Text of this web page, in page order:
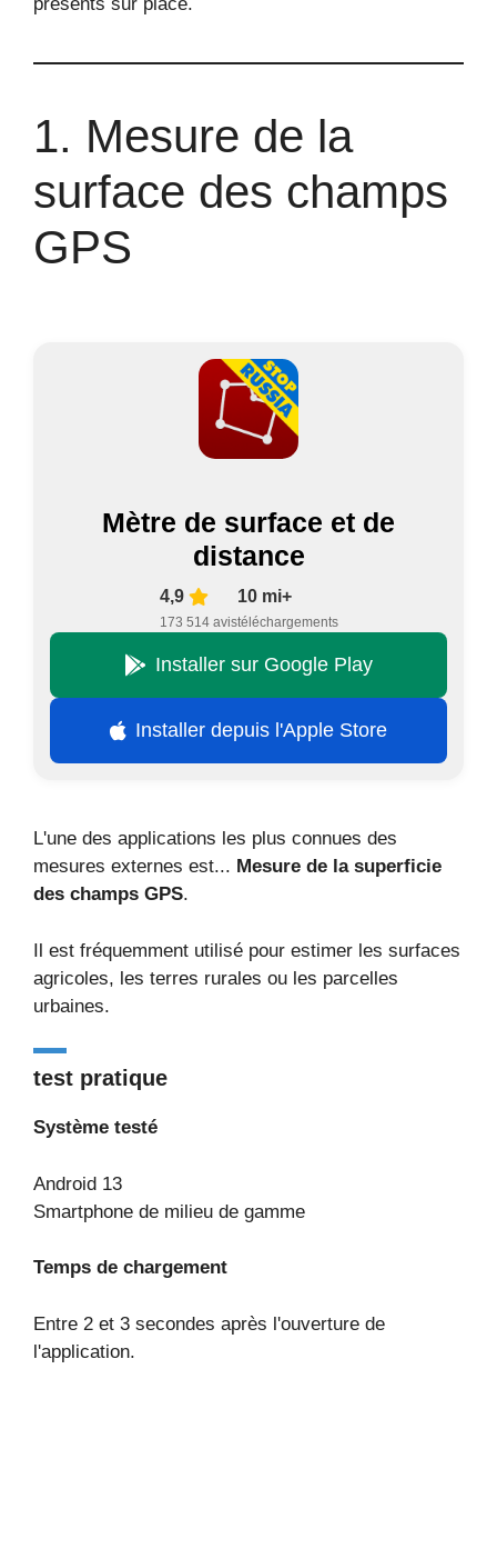
1. Mesure de la
surface des champs
GPS
Mètre de surface et de
distance
4,9
173 514 avis
10 mi+
téléchargements
Installer sur Google Play
Installer depuis l'Apple Store
L'une des applications les plus connues des
mesures externes est... Mesure de la superficie
des champs GPS.
Il est fréquemment utilisé pour estimer les surfaces
agricoles, les terres rurales ou les parcelles
urbaines.
test pratique
Système testé
Android 13
Smartphone de milieu de gamme
Temps de chargement
Entre 2 et 3 secondes après l'ouverture de
l'application.